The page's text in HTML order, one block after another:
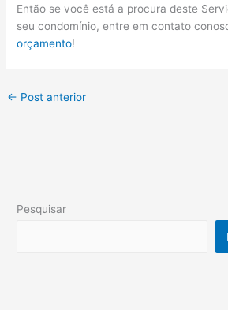
Então se você está a procura deste
seu condomínio, entre em contato
orçamento!
← Post anterior
Pesquisar